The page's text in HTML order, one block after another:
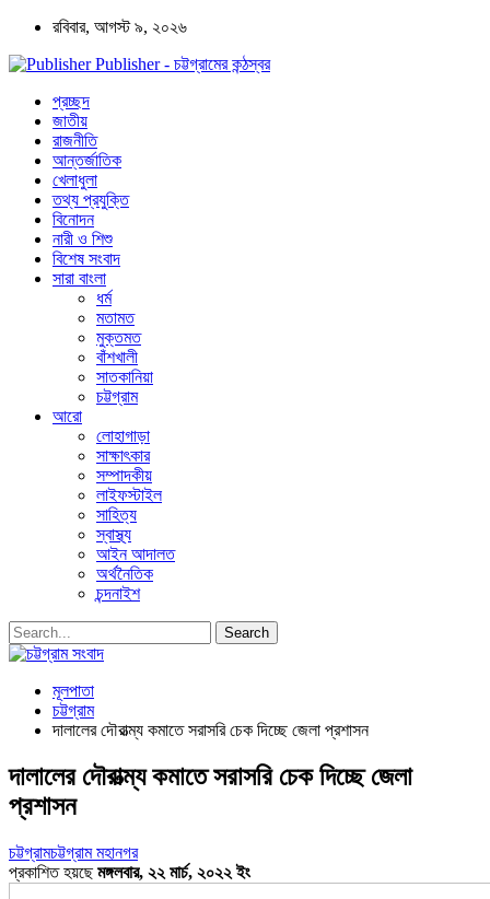
রবিবার, আগস্ট ৯, ২০২৬
Publisher - চট্টগ্রামের কন্ঠস্বর
প্রচ্ছদ
জাতীয়
রাজনীতি
আন্তর্জাতিক
খেলাধুলা
তথ্য প্রযুক্তি
বিনোদন
নারী ও শিশু
বিশেষ সংবাদ
সারা বাংলা
ধর্ম
মতামত
মুক্তমত
বাঁশখালী
সাতকানিয়া
চট্টগ্রাম
আরো
লোহাগাড়া
সাক্ষাৎকার
সম্পাদকীয়
লাইফস্টাইল
সাহিত্য
স্বাস্থ্য
আইন আদালত
অর্থনৈতিক
চন্দনাইশ
মূলপাতা
চট্টগ্রাম
দালালের দৌরাত্ম্য কমাতে সরাসরি চেক দিচ্ছে জেলা প্রশাসন
দালালের দৌরাত্ম্য কমাতে সরাসরি চেক দিচ্ছে জেলা
প্রশাসন
চট্টগ্রামচট্টগ্রাম মহানগর
প্রকাশিত হয়ছেমঙ্গলবার, ২২ মার্চ, ২০২২ ইং